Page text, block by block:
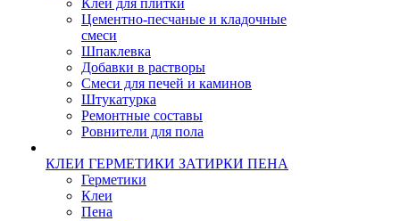
Клей для плитки
Цементно-песчаные и кладочные
смеси
Шпаклевка
Добавки в растворы
Смеси для печей и каминов
Штукатурка
Ремонтные составы
Ровнители для пола
КЛЕИ ГЕРМЕТИКИ ЗАТИРКИ ПЕНА
Герметики
Клеи
Пена